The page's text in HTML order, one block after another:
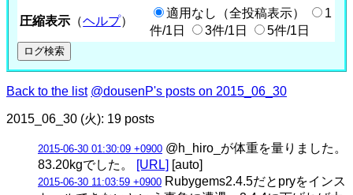
圧縮表示 （ヘルプ）
適用なし（全投稿表示）
1
件/1日
3件/1日 5件/1日
Back to the list @dousenP's posts on 2015_06_30
2015_06_30 (火): 19 posts
2015-06-30 01:30:09 +0900 @h_hiro_が体重を量りました。
83.20kgでした。
[URL] [auto]
2015-06-30 11:03:59 +0900 Rubygems2.4.5だとpryをインス